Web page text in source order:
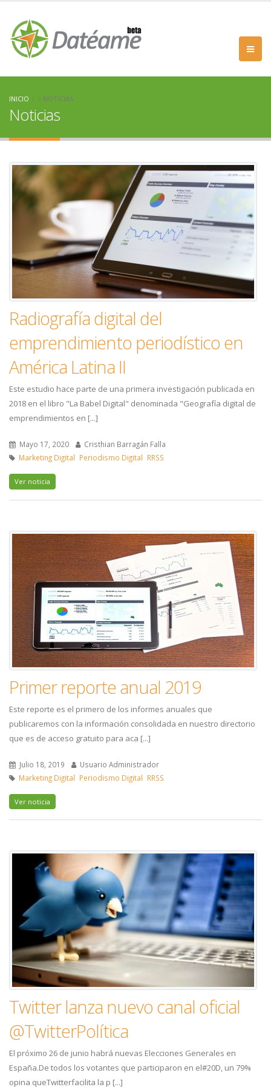
INICIO NOTICIAS
Noticias
Radiografía digital del
emprendimiento periodístico en
América Latina II
Este estudio hace parte de una primera investigación publicada en
2018 en el libro "La Babel Digital" denominada "Geografía digital de
emprendimientos en [...]
Mayo 17, 2020
Cristhian Barragán Falla
Marketing Digital Periodismo Digital RRSS
Ver noticia
Primer reporte anual 2019
Este reporte es el primero de los informes anuales que
publicaremos con la información consolidada en nuestro directorio
que es de acceso gratuito para aca [...]
Julio 18, 2019
Usuario Administrador
Marketing Digital Periodismo Digital RRSS
Ver noticia
Twitter lanza nuevo canal oficial
@TwitterPolítica
El próximo 26 de junio habrá nuevas Elecciones Generales en
España.De todos los votantes que participaron en el#20D, un 79%
opina queTwitterfacilita la p [...]